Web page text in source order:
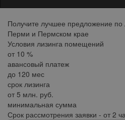
Получите лучшее предложение
Перми и Пермском крае
Условия лизинга помещений
от 10 %
авансовый платеж
до 120 мес
срок лизинга
от 5 млн. руб.
минимальная сумма
Срок рассмотрения заявки - от 2